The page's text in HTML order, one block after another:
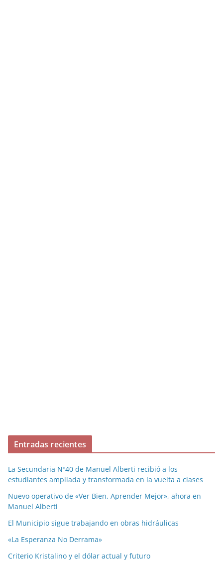
Entradas recientes
La Secundaria Nº40 de Manuel Alberti recibió a los
estudiantes ampliada y transformada en la vuelta a clases
Nuevo operativo de «Ver Bien, Aprender Mejor», ahora en
Manuel Alberti
El Municipio sigue trabajando en obras hidráulicas
«La Esperanza No Derrama»
Criterio Kristalino y el dólar actual y futuro